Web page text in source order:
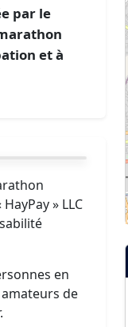
par le
et à
» LLC
en
de